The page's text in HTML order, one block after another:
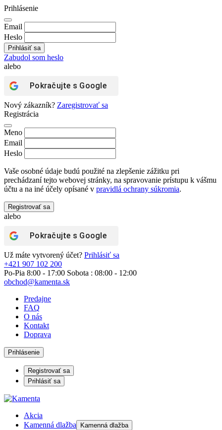
Prihlásenie
Email
Heslo
Zabudol som heslo
alebo
Pokračujte s Google
Nový zákazník? Zaregistrovať sa
Registrácia
Meno
Email
Heslo
Vaše osobné údaje budú použité na zlepšenie zážitku pri
prechádzaní tejto webovej stránky, na spravovanie prístupu k vášmu
účtu a na iné účely opísané v pravidlá ochrany súkromia.
Registrovať sa
alebo
Pokračujte s Google
Už máte vytvorený účet? Prihlásiť sa
+421 907 102 200
Po-Pia 8:00 - 17:00 Sobota : 08:00 - 12:00
obchod@kamenta.sk
Predajne
FAQ
O nás
Kontakt
Doprava
Prihlásenie
Registrovať sa
Prihlásiť sa
Akcia
Kamenná dlažba
Kamenná dlažba